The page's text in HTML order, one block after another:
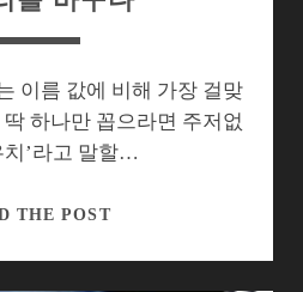
요?
이름 값에 비해 가장 걸맞
하나만 꼽으라면 주저없
치’라고 말할…
THE POST가